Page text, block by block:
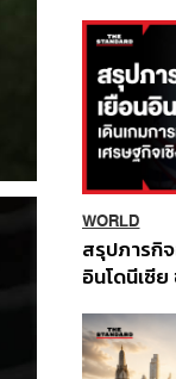
WORLD
สรุปภารกิ
อินโดนีเซี
ส่วนยุทธศ
อินโดนีเซีย